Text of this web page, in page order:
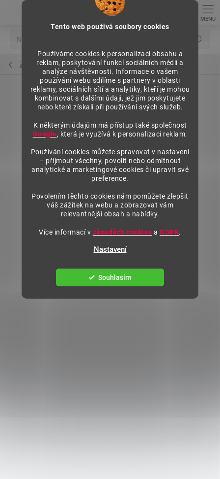
Tento web použivá soubory cookies
Používáme cookies k personalizaci obsahu a
reklam, poskytování funkcí sociálních médií a
analýze návštěvnosti. Informace o vašem
používání webu sdílíme s partnery v oblasti
reklamy, sociálních sítí a analytiky, kteří je mohou
kombinovat s dalšími údaji, jež jim poskytujete
nebo které získali při používání svých služeb.
K některým údajům má přístup také společnost
Google, která je využívá k personalizaci reklam.
Používání cookies můžete spravovat v nastavení
– přijmout všechny, povolit nebo odmítnout
analytické a marketingové cookies či upravit své
preference.
Povolením těchto cookies nám pomůžete zlepšit
váš zážitek na webu a zobrazovat vám
relevantnější obsah a nabídky.
Více informací v zásadách cookies aGDPR.
Nastavení
Souhlasím
Hledat
Zadní panely kazetové